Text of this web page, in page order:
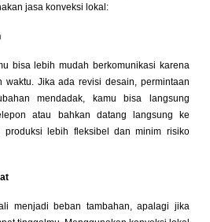
jasa konveksi lokal:
bisa lebih mudah berkomunikasi karena
Jika ada revisi desain, permintaan
mendadak, kamu bisa langsung
atau bahkan datang langsung ke
produksi lebih fleksibel dan minim risiko
menjadi beban tambahan, apalagi jika